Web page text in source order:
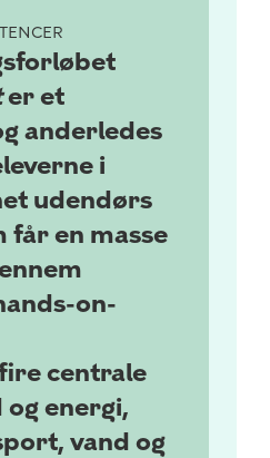
er et
anderledes
i
udendørs
en masse
on-
centrale
og energi,
vand og